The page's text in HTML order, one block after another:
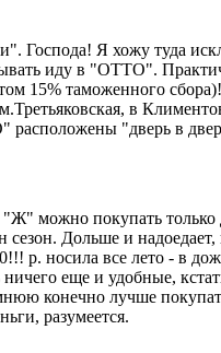
Господа! Я хожу туда
иду в "ОТТО".
15% таможенного
в
"дверь в
"Ж" можно покупать
Дольше и надоедает,
р. носила все лето - в
ничего еще и удобные,
конечно лучше
разумеется.